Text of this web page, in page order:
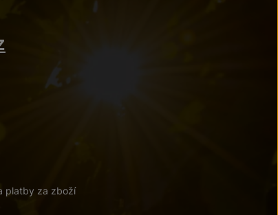
platby za zboží